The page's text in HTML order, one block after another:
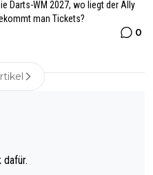
Darts-WM 2027, wo liegt der Ally
man Tickets?
0
dafür.